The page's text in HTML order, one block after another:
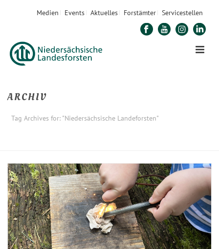
Medien Events Aktuelles Forstämter Servicestellen
ARCHIV
Tag Archives for: "Niedersächsische Landeforsten"